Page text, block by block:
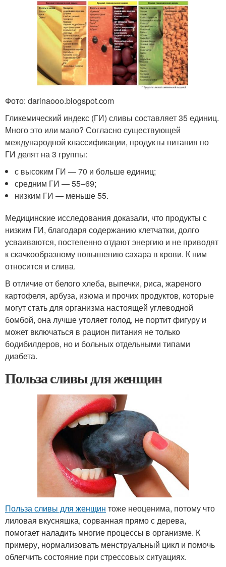
Фото: darinaooo.blogspot.com
Гликемический индекс (ГИ) сливы составляет 35 единиц.
Много это или мало? Согласно существующей
международной классификации, продукты питания по
ГИ делят на 3 группы:
с высоким ГИ — 70 и больше единиц;
средним ГИ — 55–69;
низким ГИ — меньше 55.
Медицинские исследования доказали, что продукты с
низким ГИ, благодаря содержанию клетчатки, долго
усваиваются, постепенно отдают энергию и не приводят
к скачкообразному повышению сахара в крови. К ним
относится и слива.
В отличие от белого хлеба, выпечки, риса, жареного
картофеля, арбуза, изюма и прочих продуктов, которые
могут стать для организма настоящей углеводной
бомбой, она лучше утоляет голод, не портит фигуру и
может включаться в рацион питания не только
бодибилдеров, но и больных отдельными типами
диабета.
Польза сливы для женщин
Польза сливы для женщин тоже неоценима, потому что
лиловая вкусняшка, сорванная прямо с дерева,
помогает наладить многие процессы в организме. К
примеру, нормализовать менструальный цикл и помочь
облегчить состояние при стрессовых ситуациях.